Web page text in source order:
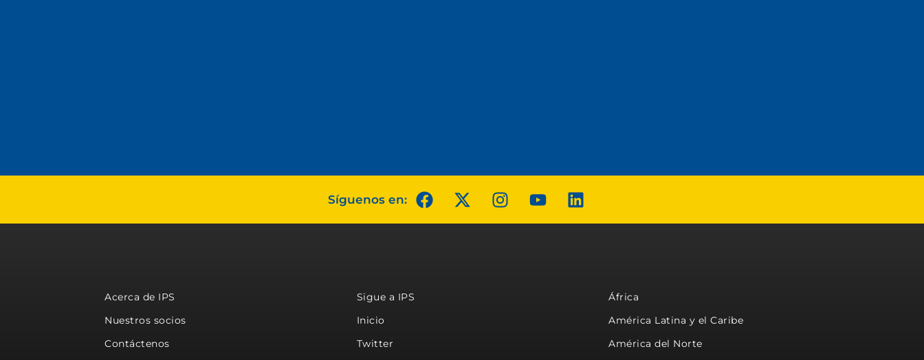
Síguenos en:
Acerca de IPS
Nuestros socios
Contáctenos
Sigue a IPS
Inicio
Twitter
África
América Latina y el Caribe
América del Norte